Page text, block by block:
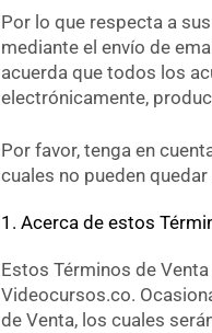
Por lo que respecta a
mediante el envío de
acuerda que todos los
electrónicamente,
Por favor, tenga en
cuales no pueden
1. Acerca de estos
Estos Términos de
Videocursos.co.
de Venta, los cuales